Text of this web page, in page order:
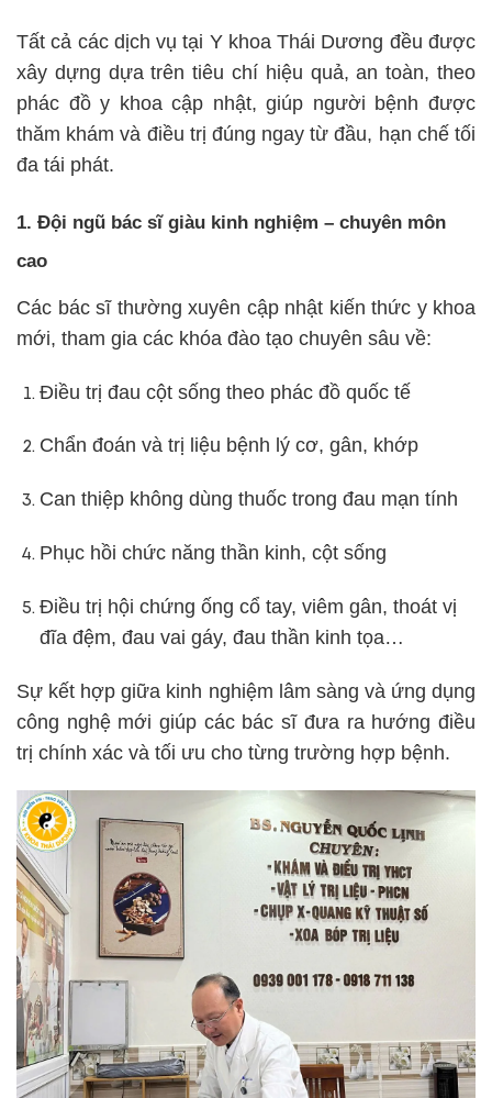
Tất cả các dịch vụ tại Y khoa Thái Dương đều được
xây dựng dựa trên tiêu chí hiệu quả, an toàn, theo
phác đồ y khoa cập nhật, giúp người bệnh được
thăm khám và điều trị đúng ngay từ đầu, hạn chế tối
đa tái phát.
1. Đội ngũ bác sĩ giàu kinh nghiệm – chuyên môn
cao
Các bác sĩ thường xuyên cập nhật kiến thức y khoa
mới, tham gia các khóa đào tạo chuyên sâu về:
Điều trị đau cột sống theo phác đồ quốc tế
Chẩn đoán và trị liệu bệnh lý cơ, gân, khớp
Can thiệp không dùng thuốc trong đau mạn tính
Phục hồi chức năng thần kinh, cột sống
Điều trị hội chứng ống cổ tay, viêm gân, thoát vị
đĩa đệm, đau vai gáy, đau thần kinh tọa…
Sự kết hợp giữa kinh nghiệm lâm sàng và ứng dụng
công nghệ mới giúp các bác sĩ đưa ra hướng điều
trị chính xác và tối ưu cho từng trường hợp bệnh.